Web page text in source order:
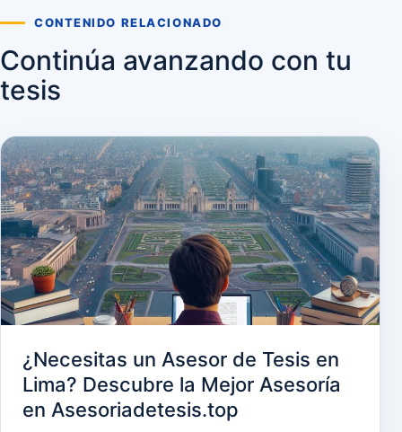
CONTENIDO RELACIONADO
Continúa avanzando con tu
tesis
¿Necesitas un Asesor de Tesis en
Lima? Descubre la Mejor Asesoría
en Asesoriadetesis.top